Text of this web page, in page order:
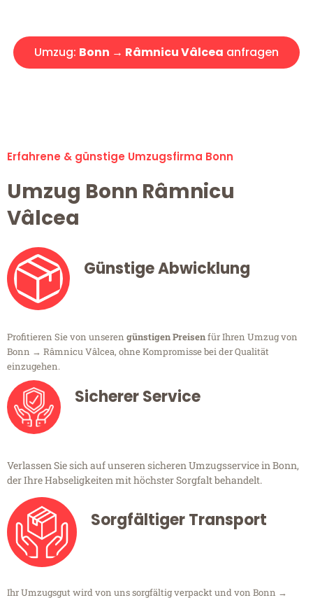
Umzug: Bonn → Râmnicu Vâlcea anfragen
Erfahrene & günstige Umzugsfirma Bonn
Umzug Bonn Râmnicu
Vâlcea
Günstige Abwicklung
Profitieren Sie von unseren günstigen Preisenfür Ihren Umzug von
Bonn → Râmnicu Vâlcea, ohne Kompromisse bei der Qualität
einzugehen.
Sicherer Service
Verlassen Sie sich auf unseren sicheren Umzugsservice in Bonn,
der Ihre Habseligkeiten mit höchster Sorgfalt behandelt.
Sorgfältiger Transport
Ihr Umzugsgut wird von uns sorgfältig verpackt und von Bonn →